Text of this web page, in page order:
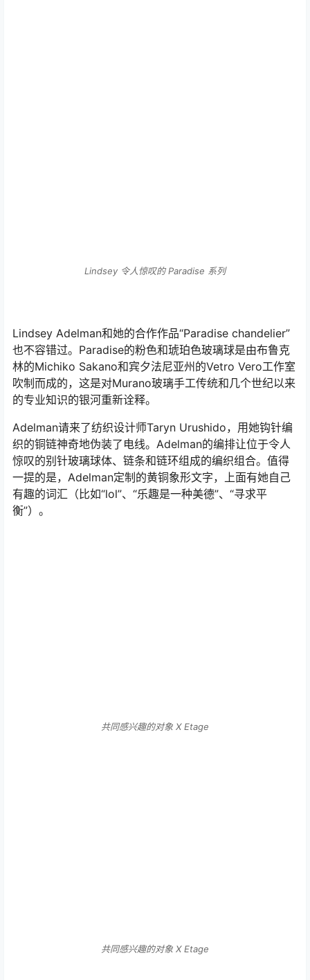
Lindsey Adelman和她的合作作品“Paradise chandelier”
也不容错过。Paradise的粉色和琥珀色玻璃球是由布鲁克
林的Michiko Sakano和宾夕法尼亚州的Vetro Vero工作室
吹制而成的，这是对Murano玻璃手工传统和几个世纪以来
的专业知识的银河重新诠释。
Adelman请来了纺织设计师Taryn Urushido，用她钩针编
织的铜链神奇地伪装了电线。Adelman的编排让位于令人
惊叹的别针玻璃球体、链条和链环组成的编织组合。值得
一提的是，Adelman定制的黄铜象形文字，上面有她自己
有趣的词汇（比如“lol”、“乐趣是一种美德”、“寻求平